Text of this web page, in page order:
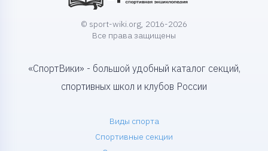
© sport-wiki.org, 2016-2026
Все права защищены
«СпортВики» - большой удобный каталог секций,
спортивных школ и клубов России
Виды спорта
Спортивные секции